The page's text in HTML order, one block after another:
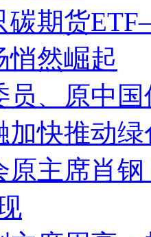
碳期货
悄然崛起
员、原中
加快推动
原主席肖